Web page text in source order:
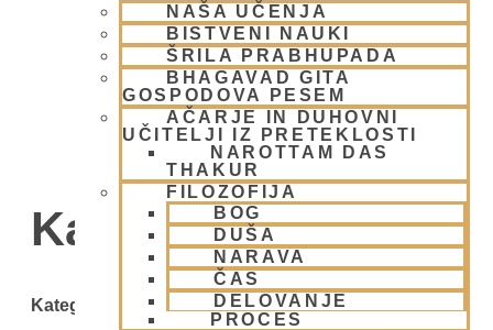
NAŠA UČENJA
BISTVENI NAUKI
ŠRILA PRABHUPADA
BHAGAVAD GITA
GOSPODOVA PESEM
AČARJE IN DUHOVNI
UČITELJI IZ PRETEKLOSTI
NAROTTAM DAS
THAKUR
FILOZOFIJA
BOG
DUŠA
NARAVA
ČAS
DELOVANJE
PROCES
Kategorija: Juhe
Kategorije